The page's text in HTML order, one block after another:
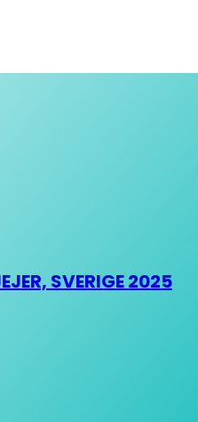
SVERIGE 2025